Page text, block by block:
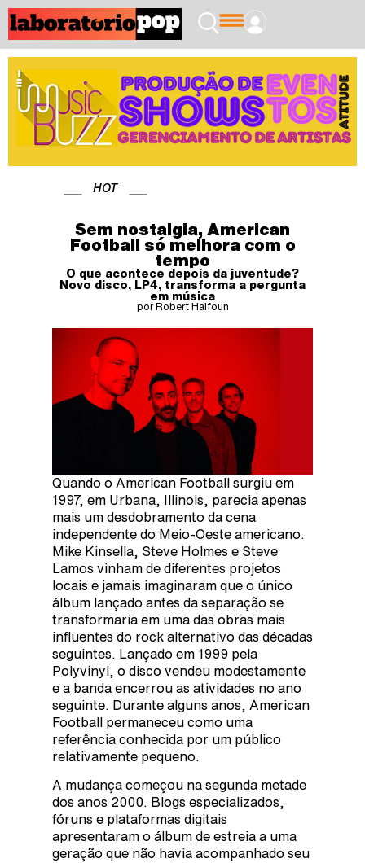
HOT
Sem nostalgia, American
Football só melhora com o
tempo
O que acontece depois da juventude?
Novo disco, LP4, transforma a pergunta
em música
por Robert Halfoun
Quando o American Football surgiu em
1997, em Urbana, Illinois, parecia apenas
mais um desdobramento da cena
independente do Meio-Oeste americano.
Mike Kinsella, Steve Holmes e Steve
Lamos vinham de diferentes projetos
locais e jamais imaginaram que o único
álbum lançado antes da separação se
transformaria em uma das obras mais
influentes do rock alternativo das décadas
seguintes. Lançado em 1999 pela
Polyvinyl, o disco vendeu modestamente
e a banda encerrou as atividades no ano
seguinte. Durante alguns anos, American
Football permaneceu como uma
referência conhecida por um público
relativamente pequeno.
A mudança começou na segunda metade
dos anos 2000. Blogs especializados,
fóruns e plataformas digitais
apresentaram o álbum de estreia a uma
geração que não havia acompanhado seu